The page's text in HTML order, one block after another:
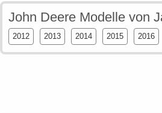
John Deere Modelle von
2012 2013 2014 2015 2016